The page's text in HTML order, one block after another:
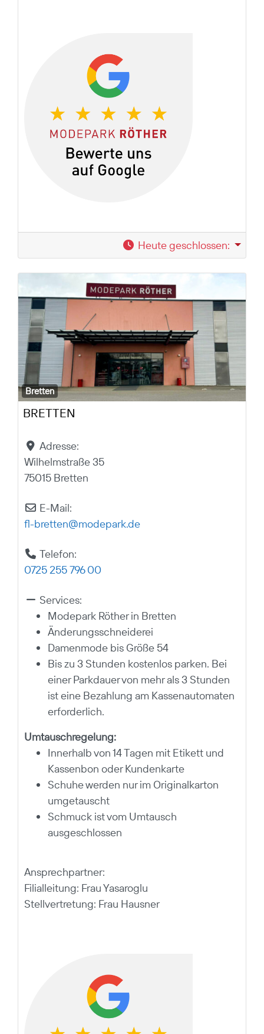
Heute geschlossen:
Bretten
BRETTEN
Adresse:
Wilhelmstraße 35
75015 Bretten
E-Mail:
fl-bretten@modepark.de
Telefon:
0725 255 796 00
Services:
Modepark Röther in Bretten
Änderungsschneiderei
Damenmode bis Größe 54
Bis zu 3 Stunden kostenlos parken. Bei
einer Parkdauer von mehr als 3 Stunden
ist eine Bezahlung am Kassenautomaten
erforderlich.
Umtauschregelung:
Innerhalb von 14 Tagen mit Etikett und
Kassenbon oder Kundenkarte
Schuhe werden nur im Originalkarton
umgetauscht
Schmuck ist vom Umtausch
ausgeschlossen
Ansprechpartner:
Filialleitung: Frau Yasaroglu
Stellvertretung: Frau Hausner